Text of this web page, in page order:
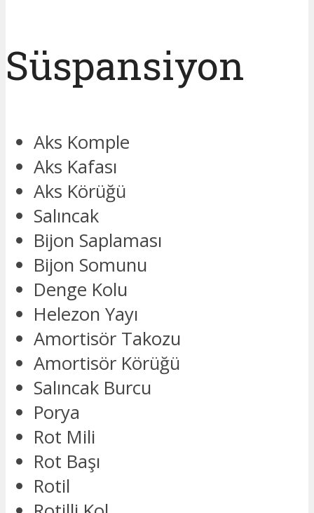
Süspansiyon
Aks Komple
Aks Kafası
Aks Körüğü
Salıncak
Bijon Saplaması
Bijon Somunu
Denge Kolu
Helezon Yayı
Amortisör Takozu
Amortisör Körüğü
Salıncak Burcu
Porya
Rot Mili
Rot Başı
Rotil